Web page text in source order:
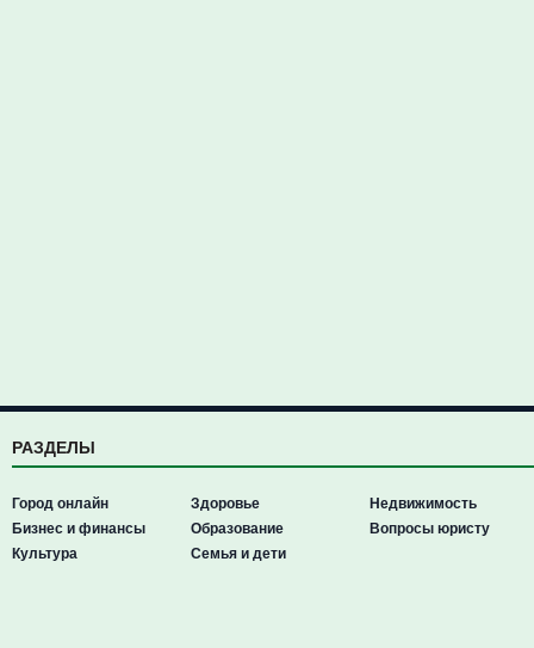
РАЗДЕЛЫ
Город онлайн
Бизнес и финансы
Культура
Здоровье
Образование
Семья и дети
Недвижимость
Вопросы юристу